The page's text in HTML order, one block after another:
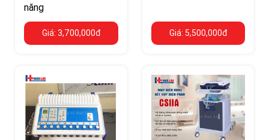
năng
Giá: 3,700,000đ Giá: 5,500,000đ